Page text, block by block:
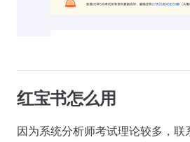
红宝书怎么用
因为系统分析师考试理论较多，